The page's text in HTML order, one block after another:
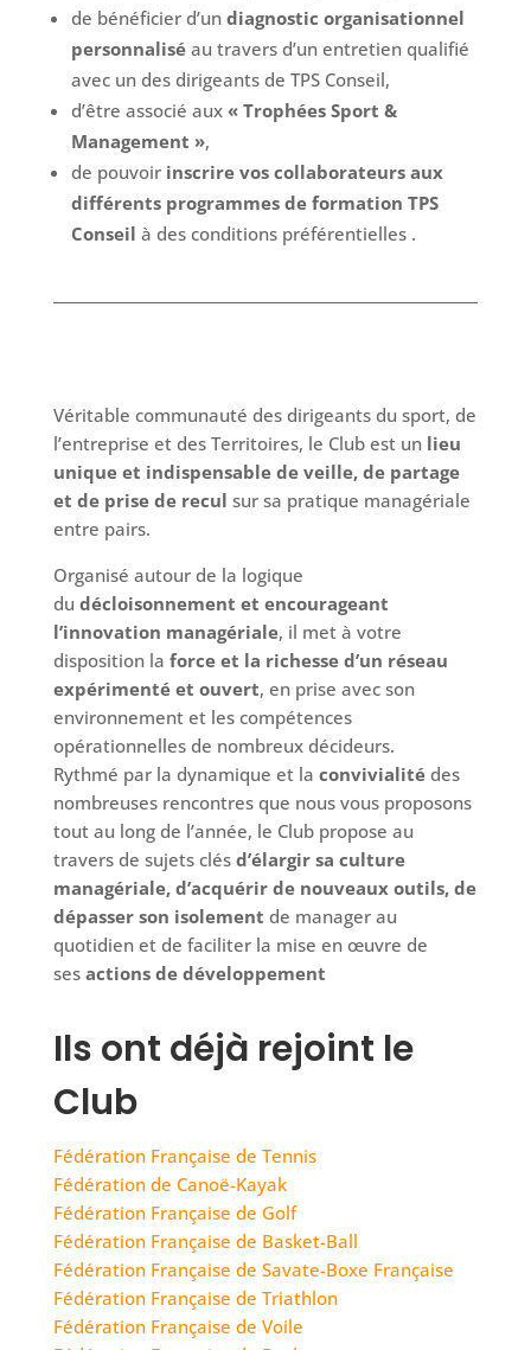
de bénéficier d’un diagnostic organisationnel
personnalisé au travers d’un entretien qualifié
avec un des dirigeants de TPS Conseil,
d’être associé aux « Trophées Sport &
Management »,
de pouvoir inscrire vos collaborateurs aux
différents programmes de formation TPS
Conseil à des conditions préférentielles .
Véritable communauté des dirigeants du sport, de
l’entreprise et des Territoires, le Club est un lieu
unique et indispensable de veille, de partage
et de prise de recul sur sa pratique managériale
entre pairs.
Organisé autour de la logique
du décloisonnement et encourageant
l’innovation managériale, il met à votre
disposition la force et la richesse d’un réseau
expérimenté et ouvert, en prise avec son
environnement et les compétences
opérationnelles de nombreux décideurs.
Rythmé par la dynamique et la convivialitédes
nombreuses rencontres que nous vous proposons
tout au long de l’année, le Club propose au
travers de sujets clés d’élargir sa culture
managériale, d’acquérir de nouveaux outils, de
dépasser son isolement de manager au
quotidien et de faciliter la mise en œuvre de
ses actions de développement
Ils ont déjà rejoint le
Club
Fédération Française de Tennis
Fédération de Canoë-Kayak
Fédération Française de Golf
Fédération Française de Basket-Ball
Fédération Française de Savate-Boxe Française
Fédération Française de Triathlon
Fédération Française de Voile